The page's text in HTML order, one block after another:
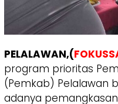
PELALAWAN,(
program prioritas
(Pemkab) Pelalawan
adanya